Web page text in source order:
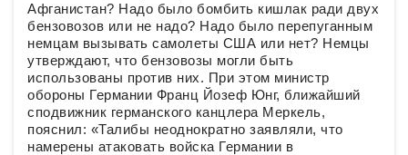
Афганистан? Надо было бомбить кишлак ради двух
бензовозов или не надо? Надо было перепуганным
немцам вызывать самолеты США или нет? Немцы
утверждают, что бензовозы могли быть
использованы против них. При этом министр
обороны Германии Франц Йозеф Юнг, ближайший
сподвижник германского канцлера Меркель,
пояснил: «Талибы неоднократно заявляли, что
намерены атаковать войска Германии в